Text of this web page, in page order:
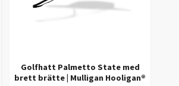
Golfhatt Palmetto State med
brett brätte | Mulligan Hooligan®